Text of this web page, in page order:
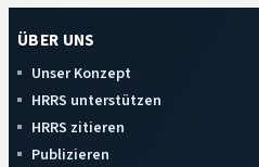
ÜBER UNS
Unser Konzept
HRRS unterstützen
HRRS zitieren
Publizieren